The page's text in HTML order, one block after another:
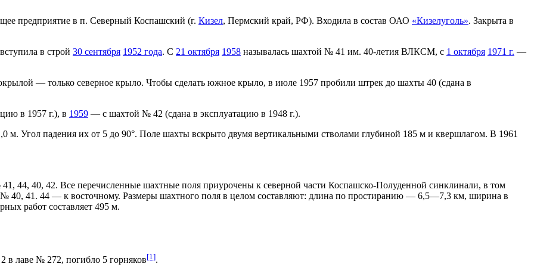
предприятие в п. Северный Коспашский (г. Кизел, Пермский край, РФ). Входила в состав ОАО «Кизелуголь». Закрыта в
в строй 30 сентября 1952 года. С 21 октября 1958 называлась шахтой № 41 им. 40-летия ВЛКСМ, с 1 октября 1971 г. —
— только северное крыло. Чтобы сделать южное крыло, в июле 1957 пробили штрек до шахты 40 (сдана в
в 1957 г.), в 1959 — с шахтой № 42 (сдана в эксплуатацию в 1948 г.).
м. Угол падения их от 5 до 90°. Поле шахты вскрыто двумя вертикальными стволами глубиной 185 м и квершлагом. В 1961
44, 40, 42. Все перечисленные шахтные поля приурочены к северной части Коспашско-Полуденной синклинали, в том
40, 41. 44 — к восточному. Размеры шахтного поля в целом составляют: длина по простиранию — 6,5—7,3 км, ширина в
работ составляет 495 м.
лаве № 272, погибло 5 горняков[1].